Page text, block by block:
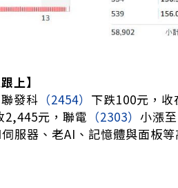
上】
發科 （2454） 下跌100元，
2,445元，聯電 （2303） 小漲
服器、老AI、記憶體與面板